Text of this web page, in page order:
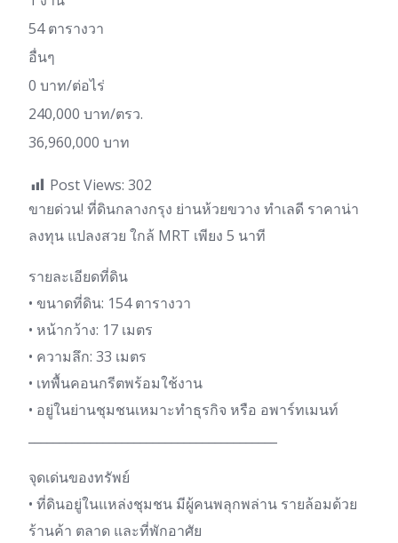
54 ตารางวา
อื่นๆ
0 บาท/ต่อไร่
240,000 บาท/ตรว.
36,960,000 บาท
Post Views: 302
ขายด่วน! ที่ดินกลางกรุง ย่านห้วยขวาง ทำเลดี ราคาน่า
ลงทุน แปลงสวย ใกล้ MRT เพียง 5 นาที
รายละเอียดที่ดิน
• ขนาดที่ดิน: 154 ตารางวา
• หน้ากว้าง: 17 เมตร
• ความลึก: 33 เมตร
• เทพื้นคอนกรีตพร้อมใช้งาน
• อยู่ในย่านชุมชนเหมาะทำธุรกิจ หรือ อพาร์ทเมนท์
จุดเด่นของทรัพย์
• ที่ดินอยู่ในแหล่งชุมชน มีผู้คนพลุกพล่าน รายล้อมด้วย
ร้านค้า ตลาด และที่พักอาศัย